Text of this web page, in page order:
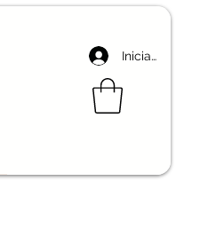
Iniciar sesión